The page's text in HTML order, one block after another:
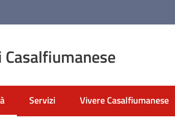
Casalfiumanese
selezionato
Servizi Vivere Casalfiumanese